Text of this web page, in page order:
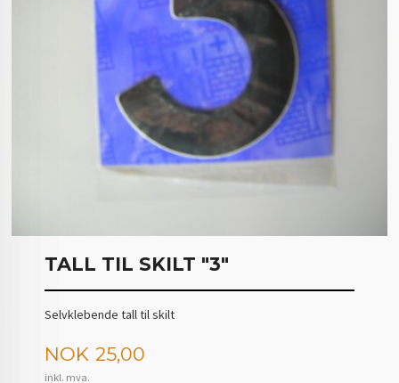
TALL TIL SKILT "3"
Selvklebende tall til skilt
Pris
NOK 25,00
inkl. mva.